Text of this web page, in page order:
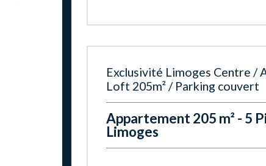
Exclusivité Limoges Centre /
Loft 205m² / Parking couvert
Appartement 205 m² - 5
Limoges